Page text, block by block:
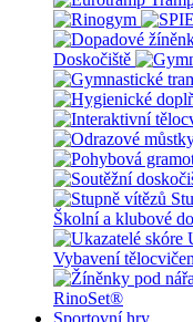
Doskočiště
Školní a klubové
Vybavení tělocvičen
RinoSet®
Sportovní hry